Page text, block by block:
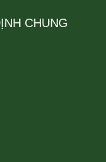
CHUNG